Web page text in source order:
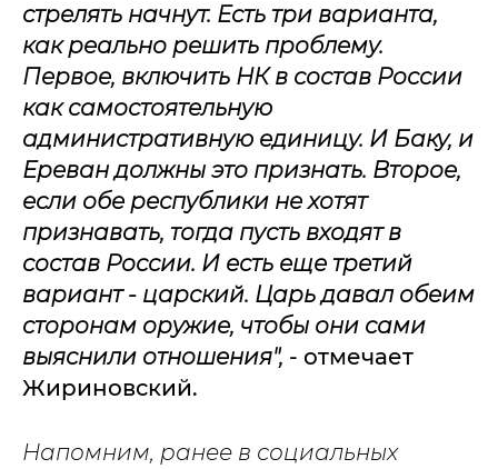
стрелять начнут. Есть три варианта,
как реально решить проблему.
Первое, включить НК в состав России
как самостоятельную
административную единицу. И Баку, и
Ереван должны это признать. Второе,
если обе республики не хотят
признавать, тогда пусть входят в
состав России. И есть еще третий
вариант - царский. Царь давал обеим
сторонам оружие, чтобы они сами
выяснили отношения", - отмечает
Жириновский.
Напомним, ранее в социальных